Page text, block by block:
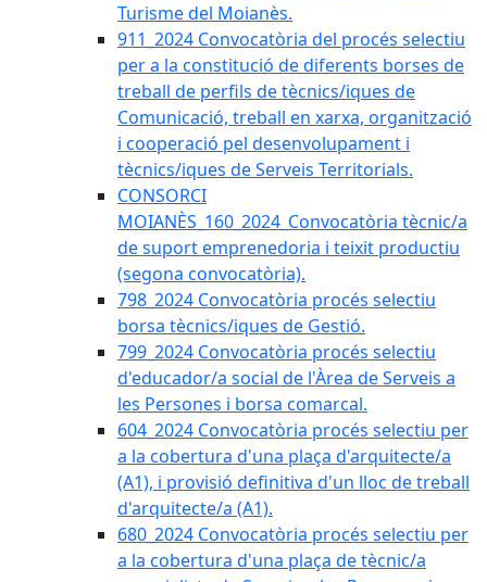
Turisme del Moianès.
911_2024 Convocatòria del procés selectiu
per a la constitució de diferents borses de
treball de perfils de tècnics/iques de
Comunicació, treball en xarxa, organització
i cooperació pel desenvolupament i
tècnics/iques de Serveis Territorials.
CONSORCI
MOIANÈS_160_2024_Convocatòria tècnic/a
de suport emprenedoria i teixit productiu
(segona convocatòria).
798_2024 Convocatòria procés selectiu
borsa tècnics/iques de Gestió.
799_2024 Convocatòria procés selectiu
d'educador/a social de l'Àrea de Serveis a
les Persones i borsa comarcal.
604_2024 Convocatòria procés selectiu per
a la cobertura d'una plaça d'arquitecte/a
(A1), i provisió definitiva d'un lloc de treball
d'arquitecte/a (A1).
680_2024 Convocatòria procés selectiu per
a la cobertura d'una plaça de tècnic/a